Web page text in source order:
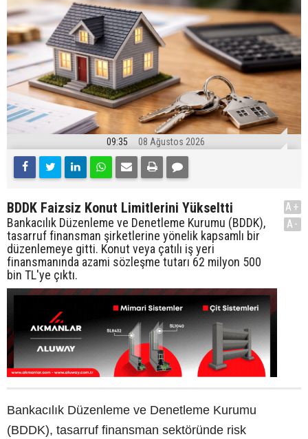
09:35 08 Ağustos 2026
BDDK Faizsiz Konut Limitlerini Yükseltti
Bankacılık Düzenleme ve Denetleme Kurumu (BDDK),
tasarruf finansman şirketlerine yönelik kapsamlı bir
düzenlemeye gitti. Konut veya çatılı iş yeri
finansmanında azami sözleşme tutarı 62 milyon 500
bin TL'ye çıktı.
A+
A-
Bankacılık Düzenleme ve Denetleme Kurumu
(BDDK), tasarruf finansman sektöründe risk